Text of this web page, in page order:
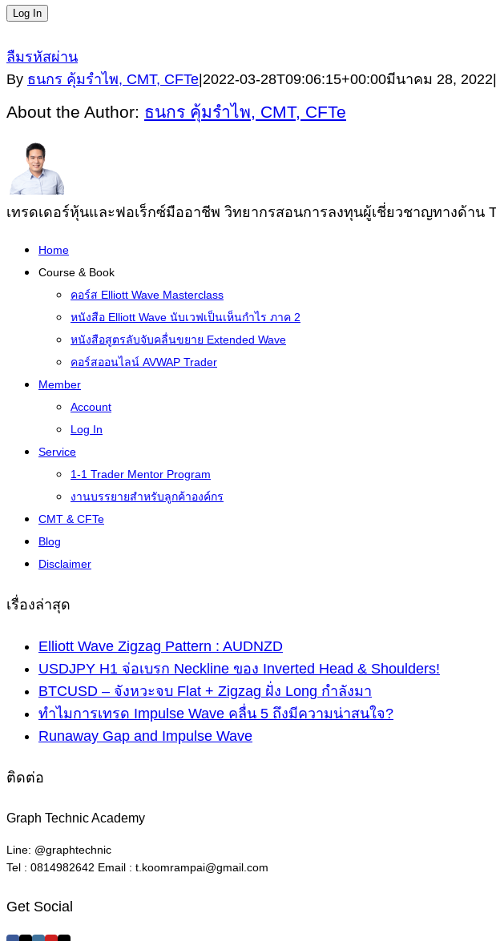
ลืมรหัสผ่าน
By ธนกร คุ้มรำไพ, CMT, CFTe|2022-03-28T09:06:15+00:00มีนาคม 28, 2022|
About the Author: ธนกร คุ้มรำไพ, CMT, CFTe
เทรดเดอร์หุ้นและฟอเร็กซ์มืออาชีพ วิทยากรสอนการลงทุนผู้เชี่ยวชาญทางด้าน
Home
Course & Book
คอร์ส Elliott Wave Masterclass
หนังสือ Elliott Wave นับเวฟเป็นเห็นกำไร ภาค 2
หนังสือสูตรลับจับคลื่นขยาย Extended Wave
คอร์สออนไลน์ AVWAP Trader
Member
Account
Log In
Service
1-1 Trader Mentor Program
งานบรรยายสำหรับลูกค้าองค์กร
CMT & CFTe
Blog
Disclaimer
เรื่องล่าสุด
Elliott Wave Zigzag Pattern : AUDNZD
USDJPY H1 จ่อเบรก Neckline ของ Inverted Head & Shoulders!
BTCUSD – จังหวะจบ Flat + Zigzag ฝั่ง Long กำลังมา
ทำไมการเทรด Impulse Wave คลื่น 5 ถึงมีความน่าสนใจ?
Runaway Gap and Impulse Wave
ติดต่อ
Graph Technic Academy
Line: @graphtechnic
Tel : 0814982642 Email : t.koomrampai@gmail.com
Get Social